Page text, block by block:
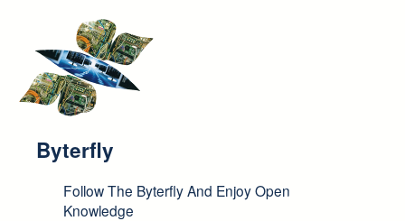
Byterfly
Follow The Byterfly And Enjoy Open
Knowledge